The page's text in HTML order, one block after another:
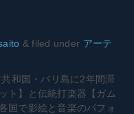
&filed under アーテ
和国・バリ島に2年間滞
ト】と伝統打楽器【ガム
国で影絵と音楽のパフォ